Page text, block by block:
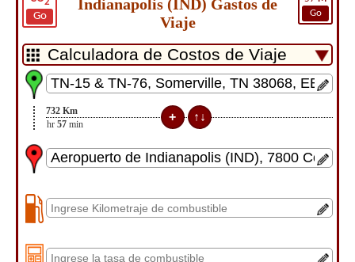
2
Go
Go
Indianapolis (IND) Gastos de
Viaje
732 Km
hr 57 min